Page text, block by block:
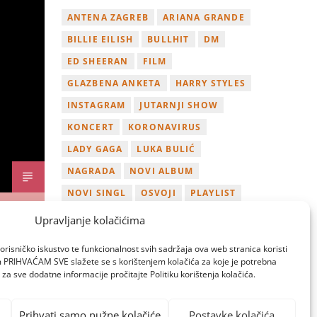
Upravljanje kolačićima
iskustvo te funkcionalnost svih sadržaja ova web stranica koristi
SVE slažete se s korištenjem kolačića za koje je potrebna
sve dodatne informacije pročitajte Politiku korištenja kolačića.
ANTENA ZAGREB
ARIANA GRANDE
BILLIE EILISH
BULLHIT
DM
ED SHEERAN
FILM
GLAZBENA ANKETA
HARRY STYLES
INSTAGRAM
JUTARNJI SHOW
KONCERT
KORONAVIRUS
LADY GAGA
LUKA BULIĆ
NAGRADA
NOVI ALBUM
NOVI SINGL
OSVOJI
PLAYLIST
TAMARA LOOS
ZAGREB